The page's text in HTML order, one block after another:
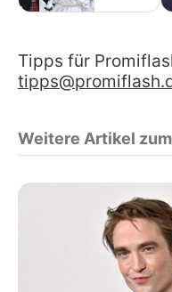
Tipps für
Weitere Artikel